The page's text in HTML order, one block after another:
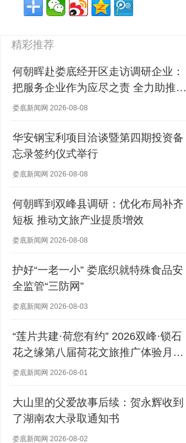
精彩推荐
何朝晖赴娄底经开区走访调研企业：
把服务企业作为应尽之责 全力助推经
营主体稳健发展
娄底新闻网 2026-08-08
华安钢宝利项目洽谈暨第四期投资备
忘录签约仪式举行
娄底新闻网 2026-08-08
何朝晖到双峰县调研：优化布局补齐
短板 推动文旅产业提质增效
娄底新闻网 2026-08-08
护好“一老一小” 娄底织就特殊食品安
全监管“三防网”
娄底新闻网 2026-08-03
“莲片共建·荷您有约” 2026双峰·锁石
花之缘第八届荷花文旅推广体验月盛
大开幕
娄底新闻网 2026-08-01
大山里的父爱故事后续：贺永辉收到
了湖南农大录取通知书
娄底新闻网 2026-08-02